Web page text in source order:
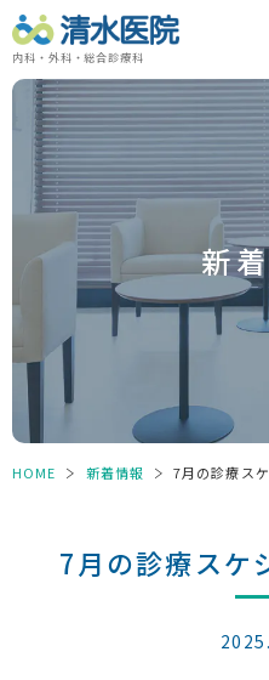
内科・外科・総合診療科
新
HOME ＞ 新着情報 ＞ 7月の診療ス
7月の診療スケ